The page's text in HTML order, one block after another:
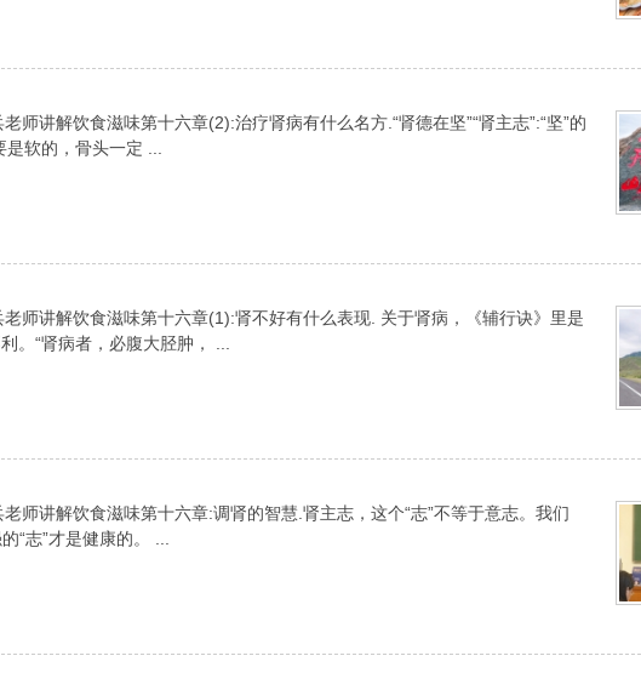
讲解饮食滋味第十六章(2):治疗肾病有什么名方.“肾德在坚”“肾主志”:“坚”的
软的，骨头一定 ...
师讲解饮食滋味第十六章(1):肾不好有什么表现. 关于肾病，《辅行诀》里是
。“肾病者，必腹大胫肿， ...
师讲解饮食滋味第十六章:调肾的智慧.肾主志，这个“志”不等于意志。我们
“志”才是健康的。 ...